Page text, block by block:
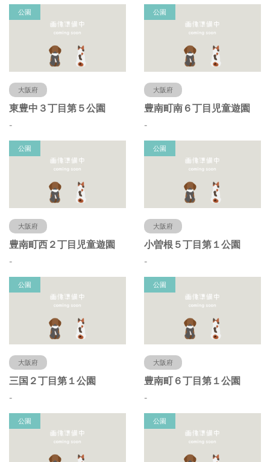
公園
大阪府
東豊中３丁目第５公園
-
公園
大阪府
豊南町南６丁目児童遊園
-
公園
大阪府
豊南町西２丁目児童遊園
-
公園
大阪府
小曽根５丁目第１公園
-
公園
大阪府
三国２丁目第１公園
-
公園
大阪府
豊南町６丁目第１公園
-
公園 公園